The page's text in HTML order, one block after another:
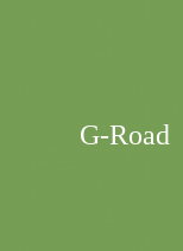
G-Road